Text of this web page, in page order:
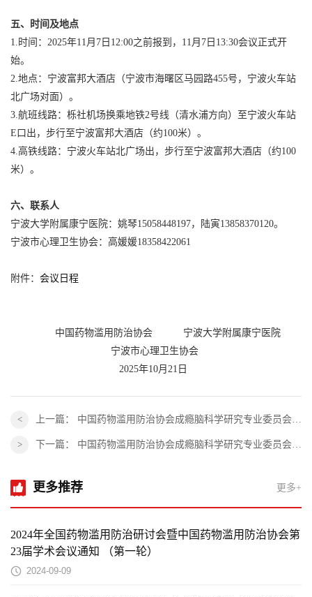
五、时间及地点
1.时间：2025年11月7日12:00之前报到，11月7日13:30会议正式开
始。
2.地点：宁波富邦大酒店（宁波市海曙区马园路455号，宁波火车站
北广场对面）。
3.航班线路：栎社机场换乘地铁2号线（清水浦方向）至宁波火车站
E口出，步行至宁波富邦大酒店（约100米）。
4.高铁线路：宁波火车站北广场出，步行至宁波富邦大酒店（约100
米）。
六、联系人
宁波大学附属康宁医院：姚琴15058448197，陆寅13858370120。
宁波市心理卫生协会：高媛媛18358422061
附件： 会议日程
中国药物滥用防治协会 宁波大学附属康宁医院
宁波市心理卫生协会
2025年10月21日
上一篇： 中国药物滥用防治协会成瘾脑科学研究专业委员会 2026学术年会第二轮会议通知
下一篇： 中国药物滥用防治协会成瘾脑科学研究专业委员会 2026学术年会第二轮会议通知
更多推荐 更多+
2024年全国药物滥用防治研讨会暨中国药物滥用防治协会第
23届学术会议通知 （第一轮）
2024-09-09